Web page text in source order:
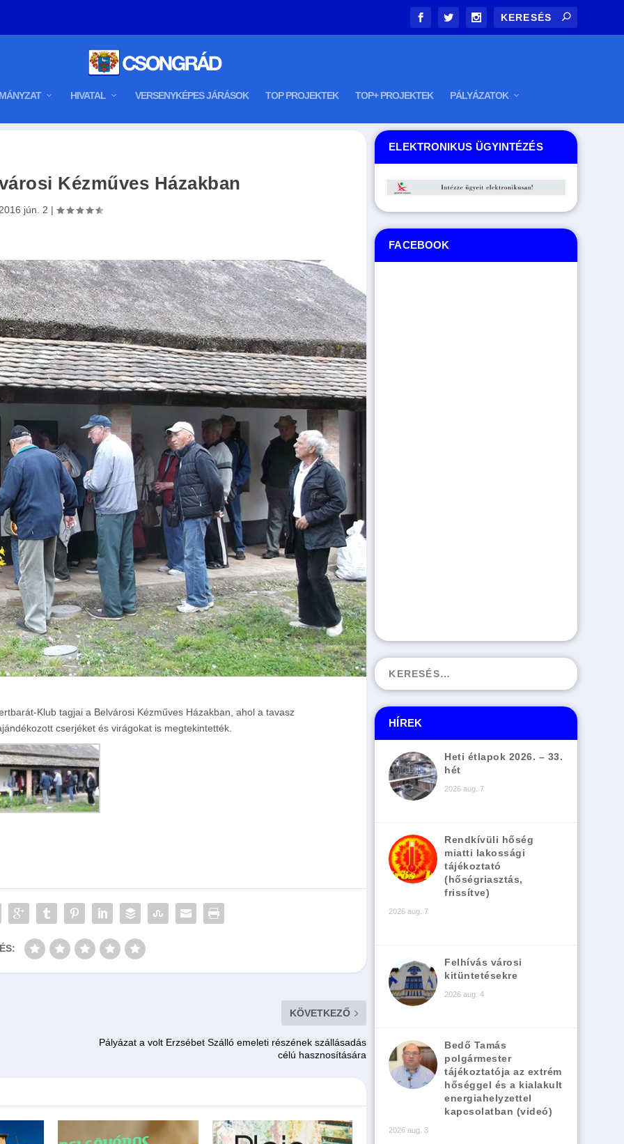
HIVATAL VERSENYKÉPES JÁRÁSOK TOP PROJEKTEK TOP+ PROJEKTEK PÁLYÁZATOK
Kézműves Házakban
2016 jún. 2 |
Klub tagjai a Belvárosi Kézműves Házakban, ahol a tavasz
cserjéket és virágokat is megtekintették.
KÖVETKEZŐ
Pályázat a volt Erzsébet Szálló emeleti részének szállásadás
célú hasznosítására
ELEKTRONIKUS ÜGYINTÉZÉS
FACEBOOK
HÍREK
Heti étlapok 2026. – 33.
hét
2026 aug. 7
Rendkívüli hőség
miatti lakossági
tájékoztató
(hőségriasztás,
frissítve)
2026 aug. 7
Felhívás városi
kitüntetésekre
2026 aug. 4
Bedő Tamás
polgármester
tájékoztatója az extrém
hőséggel és a kialakult
energiahelyzettel
kapcsolatban (videó)
2026 aug. 3